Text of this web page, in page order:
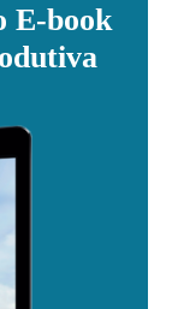
E-book